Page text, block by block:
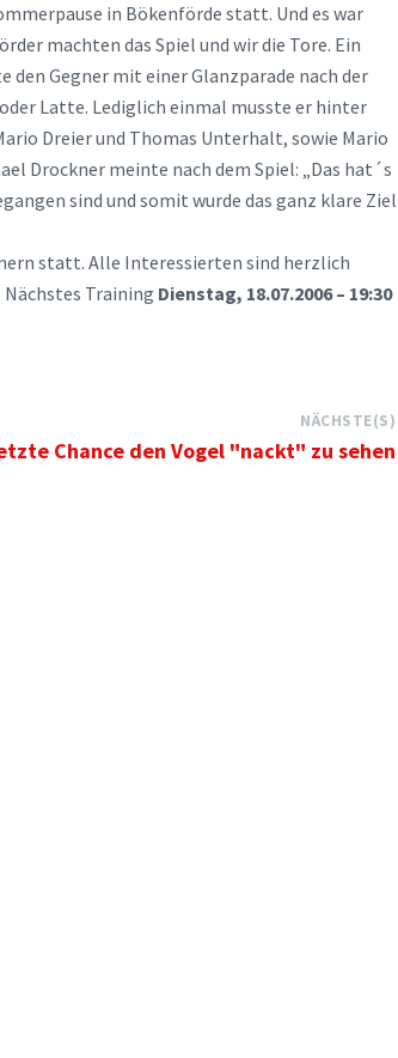
in Bökenförde statt. Und es war
machten das Spiel und wir die Tore. Ein
den Gegner mit einer Glanzparade nach der
Latte. Lediglich einmal musste er hinter
Dreier und Thomas Unterhalt, sowie Mario
Drockner meinte nach dem Spiel: „Das hat´s
sind und somit wurde das ganz klare Ziel
statt. Alle Interessierten sind herzlich
Training Dienstag, 18.07.2006 – 19:30
NÄCHSTE(S)
Chance den Vogel "nackt" zu sehen